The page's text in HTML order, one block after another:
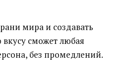
мира и создавать
сможет любая
без промедлений.